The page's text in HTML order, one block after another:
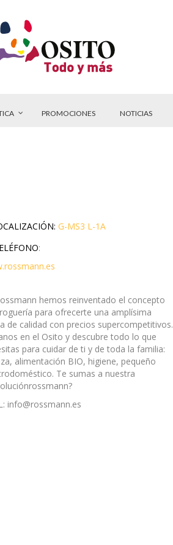
PROMOCIONES NOTICIAS
G-MS3 L-1A
:
hemos reinventado el concepto
para ofrecerte una amplísima
de calidad con precios supercompetitivos.
en el Osito y descubre todo lo que
para cuidar de ti y de toda la familia:
alimentación BIO, higiene, pequeño
Te sumas a nuestra
info@rossmann.es